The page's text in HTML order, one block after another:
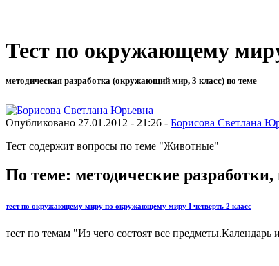
Тест по окружающему
методическая разработка (окружающий мир, 3 класс) по теме
Опубликовано 27.01.2012 - 21:26 - Борисова Светлана
Тест содержит вопросы по теме "Животные"
По теме: методические
тест по окружающему миру по окружающему миру I четверть 2 класс
тест по темам "Из чего состоят все